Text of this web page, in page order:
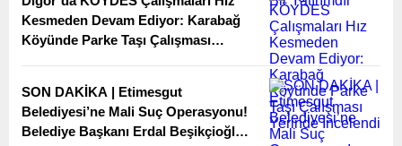
Kesmeden Devam Ediyor: Karabağ
Köyünde Parke Taşı Çalışması
SON DAKİKA | Etimesgut
Belediyesi’ne Mali Suç Operasyonu!
Belediye Başkanı Erdal Beşikçioğlu